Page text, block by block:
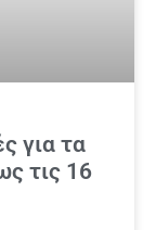
για τα
τις 16